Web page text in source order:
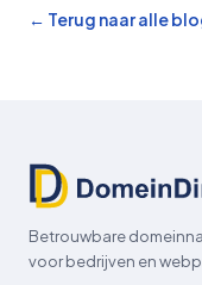
← Terug naar alle
Betrouwbare
voor bedrijven en